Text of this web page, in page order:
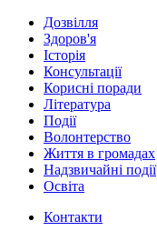
Дозвілля
Здоров'я
Історія
Консультації
Корисні поради
Література
Події
Волонтерство
Життя в громадах
Надзвичайні події
Освіта
Контакти